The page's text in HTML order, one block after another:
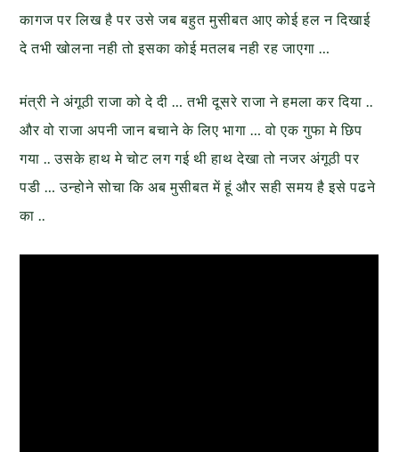
कागज पर लिख है पर उसे जब बहुत मुसीबत आए कोई हल न दिखाई
दे तभी खोलना नही तो इसका कोई मतलब नही रह जाएगा …
मंत्री ने अंगूठी राजा को दे दी … तभी दूसरे राजा ने हमला कर दिया ..
और वो राजा अपनी जान बचाने के लिए भागा … वो एक गुफा मे छिप
गया .. उसके हाथ मे चोट लग गई थी हाथ देखा तो नजर अंगूठी पर
पडी … उन्होने सोचा कि अब मुसीबत में हूं और सही समय है इसे पढने
का ..